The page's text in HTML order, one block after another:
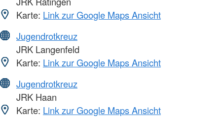
Karte: Link zur Google Maps Ansicht
Jugendrotkreuz
JRK Langenfeld
Karte: Link zur Google Maps Ansicht
Jugendrotkreuz
JRK Haan
Karte: Link zur Google Maps Ansicht